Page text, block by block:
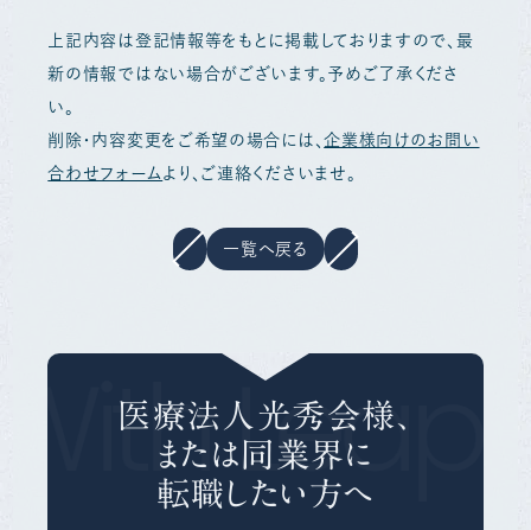
上記内容は登記情報等をもとに掲載しておりますので、最
新の情報ではない場合がございます。予めご了承くださ
い。
削除・内容変更をご希望の場合には、企業様向けのお問い
合わせフォーム より、ご連絡くださいませ。
一覧へ戻る
Leap
医療法人光秀会様、
または同業界に
転職したい方へ